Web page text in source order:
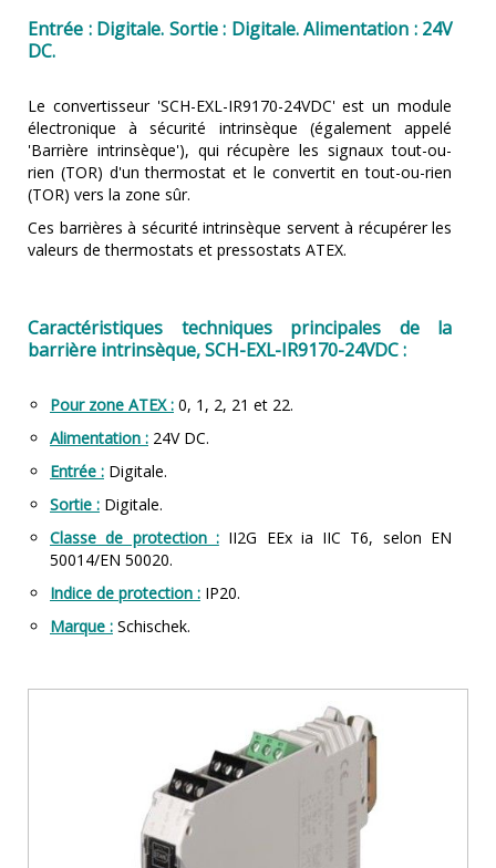
Entrée : Digitale. Sortie : Digitale. Alimentation : 24V
DC.
Le convertisseur 'SCH-EXL-IR9170-24VDC' est un module
électronique à sécurité intrinsèque (également appelé
'Barrière intrinsèque'), qui récupère les signaux tout-ou-
rien (TOR) d'un thermostat et le convertit en tout-ou-rien
(TOR) vers la zone sûr.
Ces barrières à sécurité intrinsèque servent à récupérer les
valeurs de thermostats et pressostats ATEX.
Caractéristiques techniques principales de la
barrière intrinsèque, SCH-EXL-IR9170-24VDC :
Pour zone ATEX : 0, 1, 2, 21 et 22.
Alimentation : 24V DC.
Entrée : Digitale.
Sortie : Digitale.
Classe de protection :II2G EEx ia IIC T6, selon EN
50014/EN 50020.
Indice de protection : IP20.
Marque : Schischek.